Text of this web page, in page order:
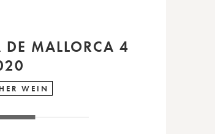
MALLORCA 4
WEIN